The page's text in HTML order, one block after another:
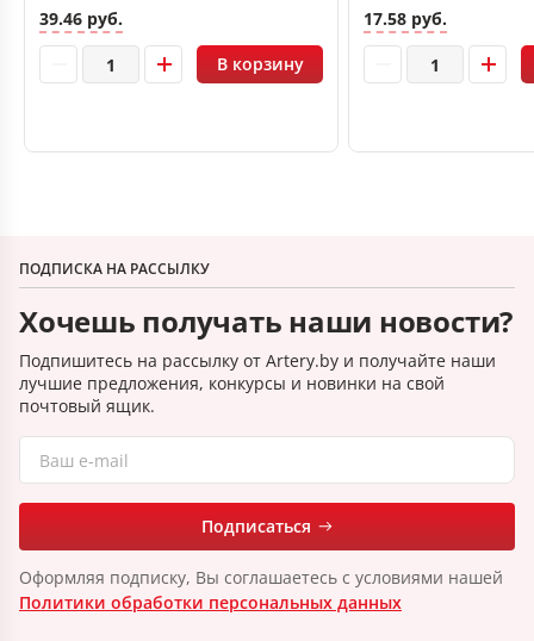
39.46 руб.
В корзину
17.58 руб.
ПОДПИСКА НА РАССЫЛКУ
Хочешь получать наши новости?
Подпишитесь на рассылку от Artery.by и получайте наши
лучшие предложения, конкурсы и новинки на свой
почтовый ящик.
Подписаться
Оформляя подписку, Вы соглашаетесь с условиями нашей
Политики обработки персональных данных